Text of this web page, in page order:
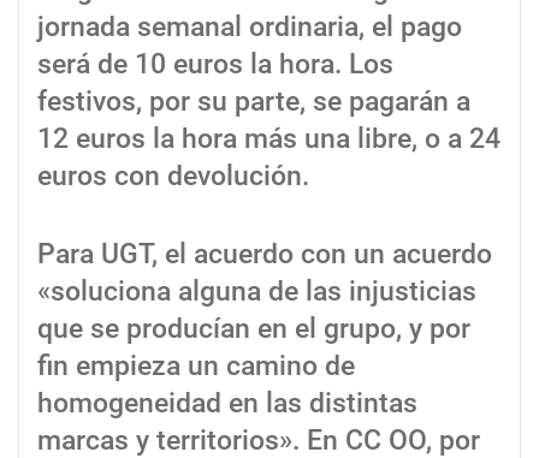
jornada semanal ordinaria, el pago
será de 10 euros la hora. Los
festivos, por su parte, se pagarán a
12 euros la hora más una libre, o a 24
euros con devolución.
Para UGT, el acuerdo con un acuerdo
«soluciona alguna de las injusticias
que se producían en el grupo, y por
fin empieza un camino de
homogeneidad en las distintas
marcas y territorios». En CC OO, por